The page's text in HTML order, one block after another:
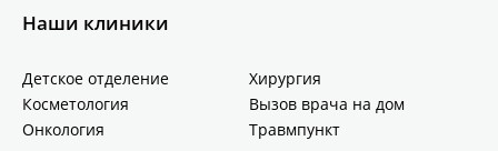
Наши клиники
Детское отделение
Хирургия
Косметология
Вызов врача на дом
Онкология
Травмпункт